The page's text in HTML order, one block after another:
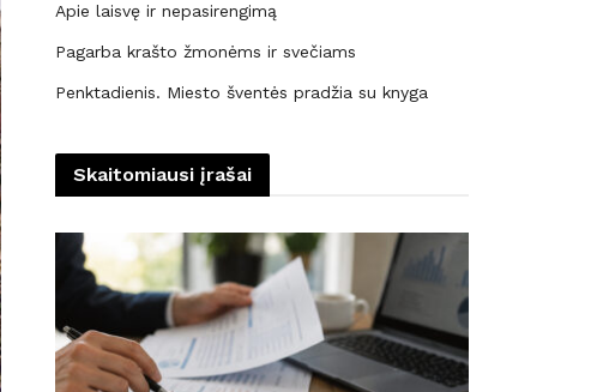
Apie laisvę ir nepasirengimą
Pagarba krašto žmonėms ir svečiams
Penktadienis. Miesto šventės pradžia su knyga
Skaitomiausi įrašai